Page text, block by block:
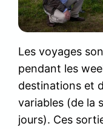
Les voyages
pendant les
destinations et
variables (de la
jours). Ces